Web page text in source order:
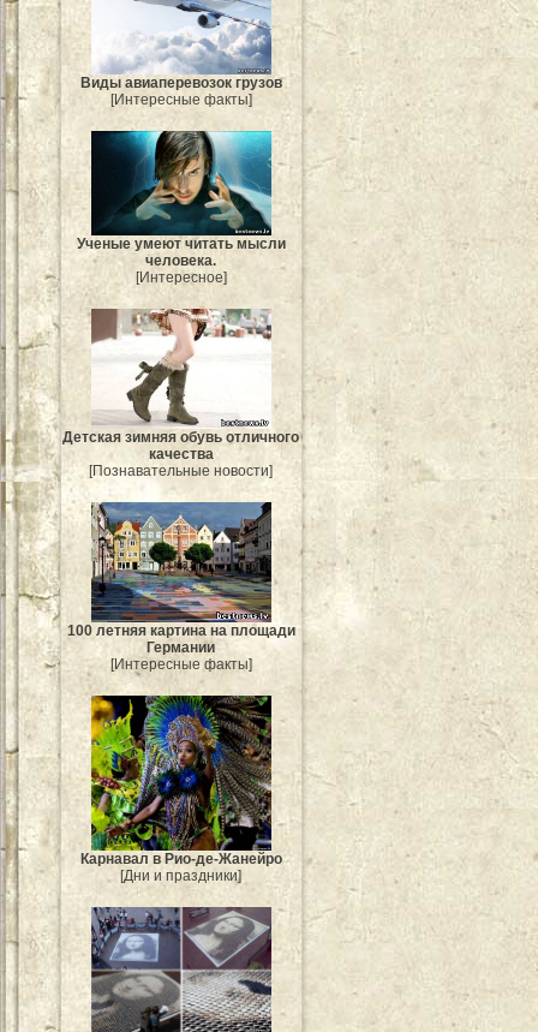
Виды авиаперевозок грузов
[Интересные факты]
Ученые умеют читать мысли
человека.
[Интересное]
Детская зимняя обувь отличного
качества
[Познавательные новости]
100 летняя картина на площади
Германии
[Интересные факты]
Карнавал в Рио-де-Жанейро
[Дни и праздники]